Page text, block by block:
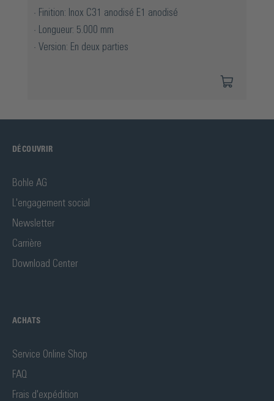
Finition: Inox C31 anodisé E1 anodisé
Longueur: 5.000 mm
Version: En deux parties
DÉCOUVRIR
Bohle AG
L'engagement social
Newsletter
Carrière
Download Center
ACHATS
Service Online Shop
FAQ
Frais d'expédition